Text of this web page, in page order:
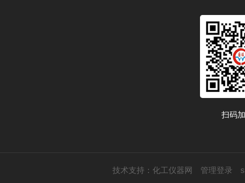
扫码
技术支持： 化工仪器网 管理登录